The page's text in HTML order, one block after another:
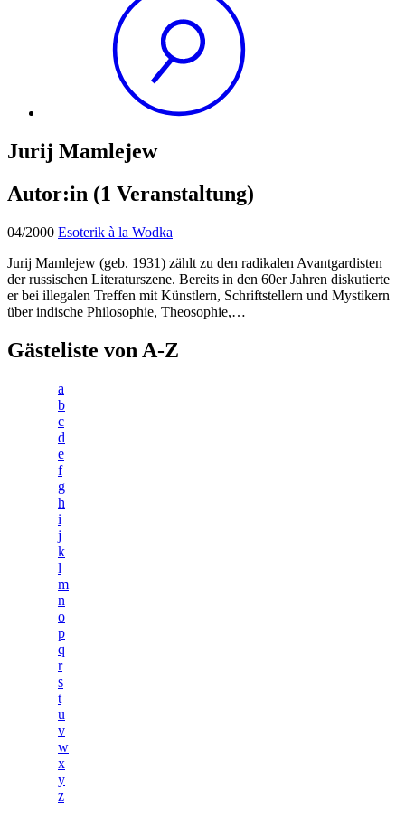
Jurij Mamlejew
Autor:in (1 Veranstaltung)
04/2000 Esoterik à la Wodka
Jurij Mamlejew (geb. 1931) zählt zu den radikalen Avantgardisten
der russischen Literaturszene. Bereits in den 60er Jahren diskutierte
er bei illegalen Treffen mit Künstlern, Schriftstellern und Mystikern
über indische Philosophie, Theosophie,…
Gästeliste von A-Z
a
b
c
d
e
f
g
h
i
j
k
l
m
n
o
p
q
r
s
t
u
v
w
x
y
z